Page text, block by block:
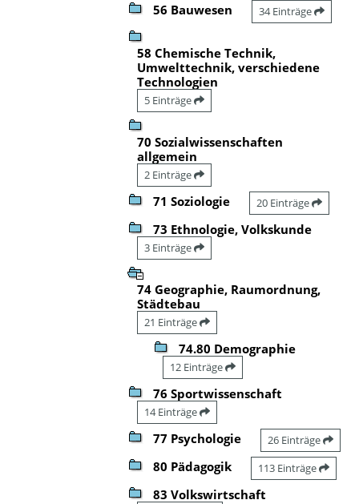
56 Bauwesen 34 Einträge
58 Chemische Technik,
Umwelttechnik, verschiedene
Technologien
5 Einträge
70 Sozialwissenschaften
allgemein
2 Einträge
71 Soziologie 20 Einträge
73 Ethnologie, Volkskunde
3 Einträge
74 Geographie, Raumordnung,
Städtebau
21 Einträge
74.80 Demographie
12 Einträge
76 Sportwissenschaft
14 Einträge
77 Psychologie 26 Einträge
80 Pädagogik 113 Einträge
83 Volkswirtschaft